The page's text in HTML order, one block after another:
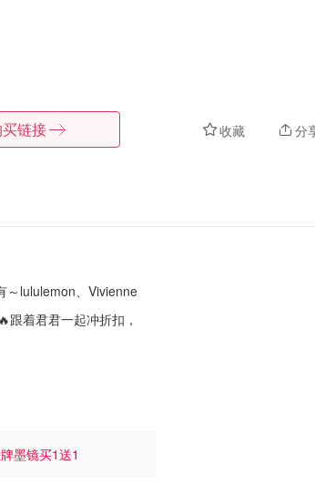
收藏 分
链接
～lululemon、Vivienne
着君君一起冲折扣，
墨镜买1送1